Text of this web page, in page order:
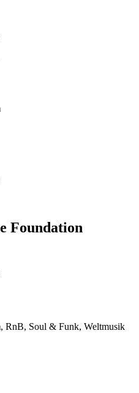
Foundation
RnB, Soul & Funk, Weltmusik